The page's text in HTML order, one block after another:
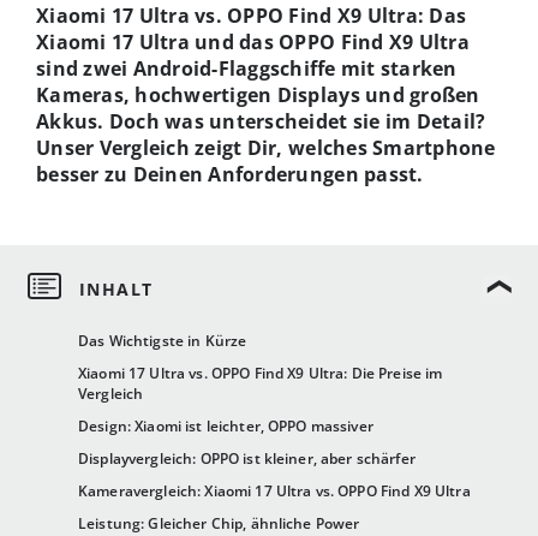
Das Wichtigste in Kürze
Xiaomi 17 Ultra vs. OPPO Find X9 Ultra: Die Preise im
Vergleich
Design: Xiaomi ist leichter, OPPO massiver
Displayvergleich: OPPO ist kleiner, aber schärfer
Kameravergleich: Xiaomi 17 Ultra vs. OPPO Find X9 Ultra
Leistung: Gleicher Chip, ähnliche Power
Xiaomi 17 Ultra vs. OPPO Find X9 Ultra: Das
Xiaomi 17 Ultra und das OPPO Find X9 Ultra
sind zwei Android-Flaggschiffe mit starken
Kameras, hochwertigen Displays und großen
Akkus. Doch was unterscheidet sie im Detail?
Unser Vergleich zeigt Dir, welches Smartphone
besser zu Deinen Anforderungen passt.